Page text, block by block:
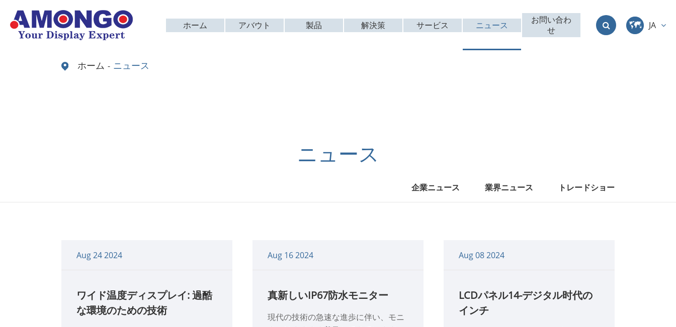
ホーム アバウト 製品 解決策 サービス ニュース
お問い合わ
せ
JA
tiếng việt
ホーム ニュース
ニュース
企業ニュース 業界ニュース トレードショー
Aug 24 2024
ワイド温度ディスプレイ: 過酷
な環境のための技術
Aug 16 2024
真新しいIP67防水モニター
現代の技術の急速な進歩に伴い、モニ
Aug 08 2024
LCDパネル14-デジタル时代の
インチ